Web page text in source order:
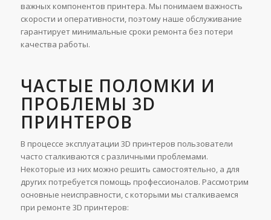
важных компонентов принтера. Мы понимаем важность
скорости и оперативности, поэтому наше обслуживание
гарантирует минимальные сроки ремонта без потери
качества работы.
ЧАСТЫЕ ПОЛОМКИ И
ПРОБЛЕМЫ 3D
ПРИНТЕРОВ
В процессе эксплуатации 3D принтеров пользователи
часто сталкиваются с различными проблемами.
Некоторые из них можно решить самостоятельно, а для
других потребуется помощь профессионалов. Рассмотрим
основные неисправности, с которыми мы сталкиваемся
при ремонте 3D принтеров: